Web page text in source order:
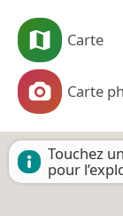
Carte
Carte
Touchez
pour